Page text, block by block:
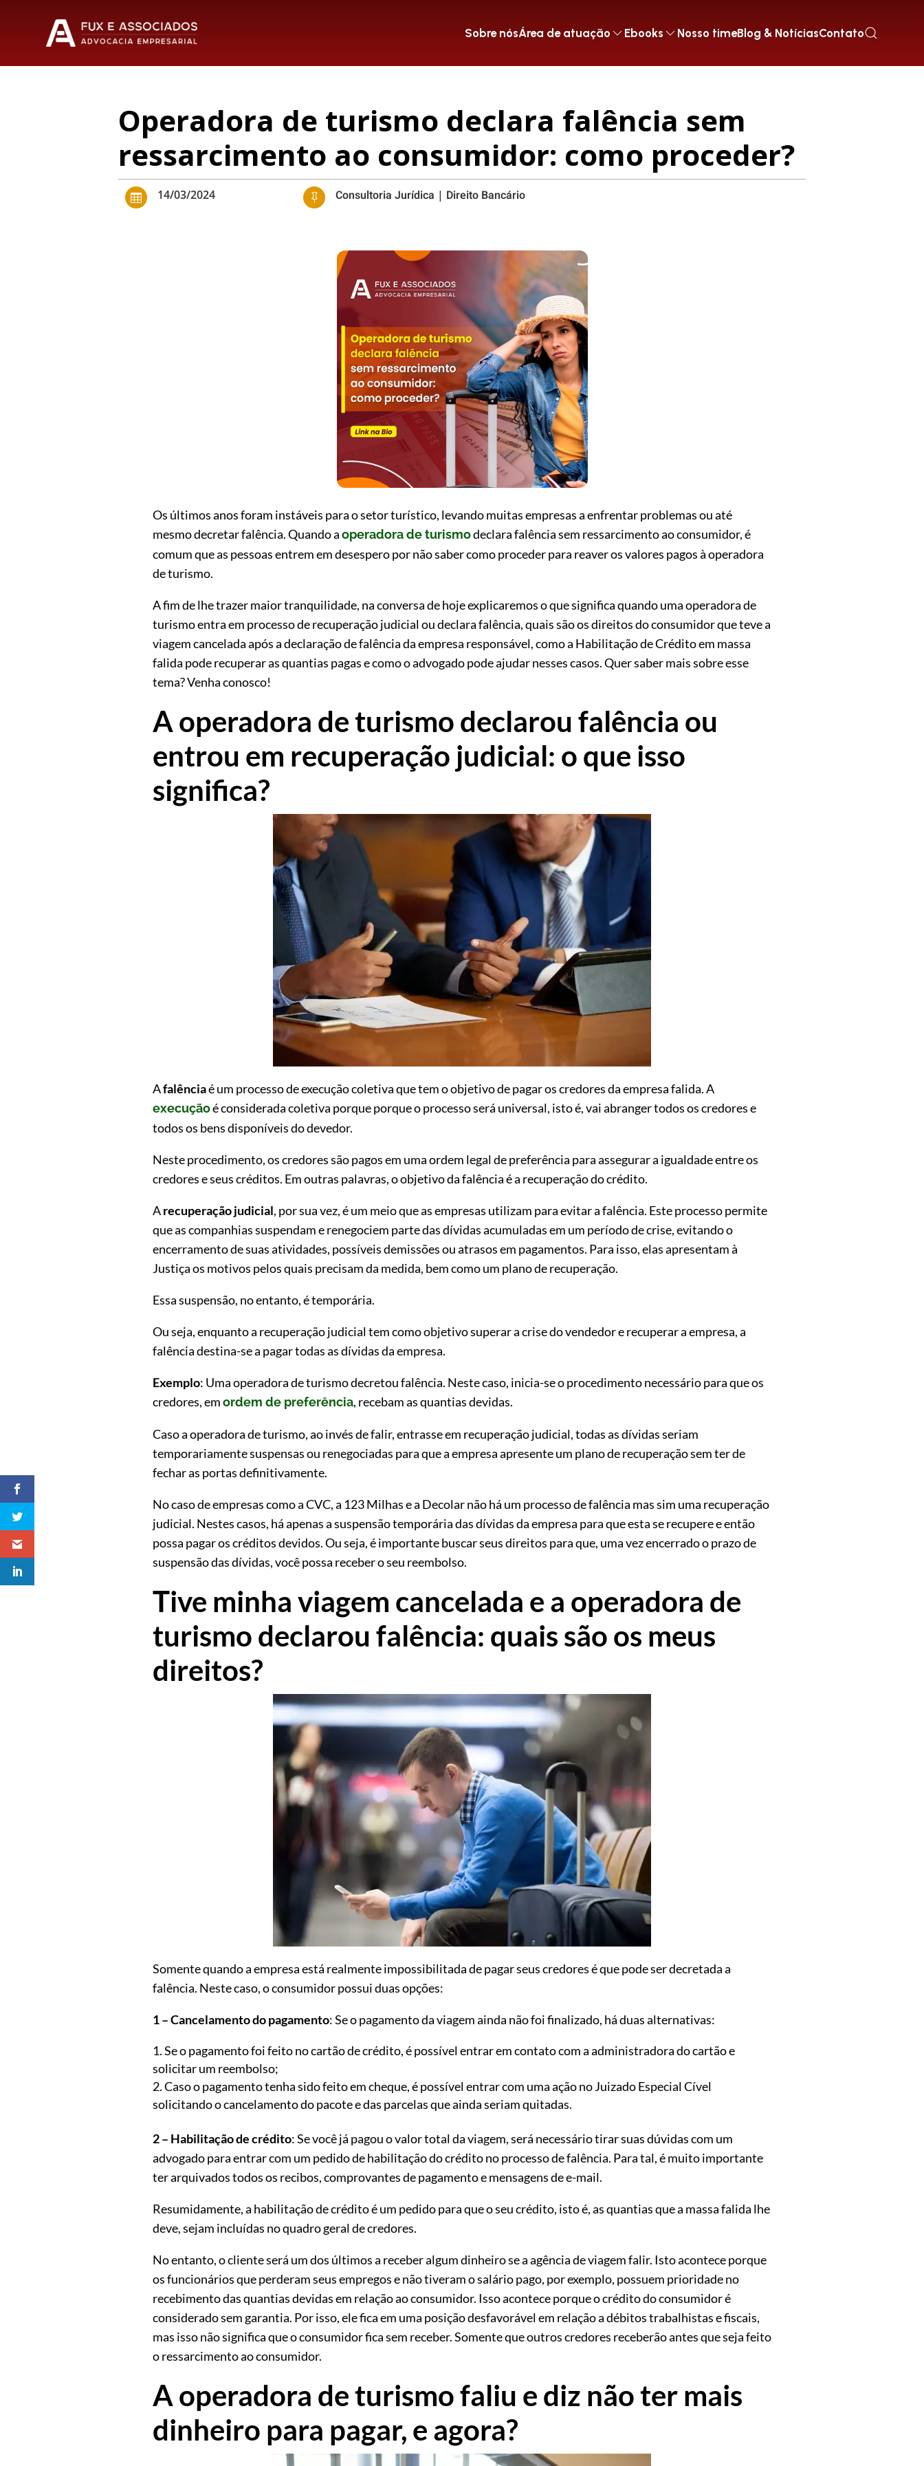
Sobre nósÁrea de atuação Ebooks Nosso timeBlog & NotíciasContato
Operadora de turismo declara falência sem
ressarcimento ao consumidor: como proceder?
 14/03/2024  Consultoria Jurídica | Direito Bancário
Os últimos anos foram instáveis para o setor turístico, levando muitas empresas a enfrentar problemas ou até
mesmo decretar falência. Quando aoperadora de turismodeclara falência sem ressarcimento ao consumidor, é
comum que as pessoas entrem em desespero por não saber como proceder para reaver os valores pagos à operadora
de turismo.
A fim de lhe trazer maior tranquilidade, na conversa de hoje explicaremos o que significa quando uma operadora de
turismo entra em processo de recuperação judicial ou declara falência, quais são os direitos do consumidor que teve a
viagem cancelada após a declaração de falência da empresa responsável, como a Habilitação de Crédito em massa
falida pode recuperar as quantias pagas e como o advogado pode ajudar nesses casos. Quer saber mais sobre esse
tema? Venha conosco!
A operadora de turismo declarou falência ou
entrou em recuperação judicial: o que isso
significa?
Afalênciaé um processo de execução coletiva que tem o objetivo de pagar os credores da empresa falida. A
execuçãoé considerada coletiva porque porque o processo será universal, isto é, vai abranger todos os credores e
todos os bens disponíveis do devedor.
Neste procedimento, os credores são pagos em uma ordem legal de preferência para assegurar a igualdade entre os
credores e seus créditos. Em outras palavras, o objetivo da falência é a recuperação do crédito.
Arecuperação judicial, por sua vez, é um meio que as empresas utilizam para evitar a falência. Este processo permite
que as companhias suspendam e renegociem parte das dívidas acumuladas em um período de crise, evitando o
encerramento de suas atividades, possíveis demissões ou atrasos em pagamentos. Para isso, elas apresentam à
Justiça os motivos pelos quais precisam da medida, bem como um plano de recuperação.
Essa suspensão, no entanto, é temporária.
Ou seja, enquanto a recuperação judicial tem como objetivo superar a crise do vendedor e recuperar a empresa, a
falência destina-se a pagar todas as dívidas da empresa.
Exemplo: Uma operadora de turismo decretou falência. Neste caso, inicia-se o procedimento necessário para que os
credores, emordem de preferência, recebam as quantias devidas.
Caso a operadora de turismo, ao invés de falir, entrasse em recuperação judicial, todas as dívidas seriam
temporariamente suspensas ou renegociadas para que a empresa apresente um plano de recuperação sem ter de
fechar as portas definitivamente.
No caso de empresas como a CVC, a 123 Milhas e a Decolar não há um processo de falência mas sim uma recuperação
judicial. Nestes casos, há apenas a suspensão temporária das dívidas da empresa para que esta se recupere e então
possa pagar os créditos devidos. Ou seja, é importante buscar seus direitos para que, uma vez encerrado o prazo de
suspensão das dívidas, você possa receber o seu reembolso.
Tive minha viagem cancelada e a operadora de
turismo declarou falência: quais são os meus
direitos?
Somente quando a empresa está realmente impossibilitada de pagar seus credores é que pode ser decretada a
falência. Neste caso, o consumidor possui duas opções:
1 – Cancelamento do pagamento: Se o pagamento da viagem ainda não foi finalizado, há duas alternativas:
Se o pagamento foi feito no cartão de crédito, é possível entrar em contato com a administradora do cartão e
solicitar um reembolso;
Caso o pagamento tenha sido feito em cheque, é possível entrar com uma ação no Juizado Especial Cível
solicitando o cancelamento do pacote e das parcelas que ainda seriam quitadas.
2 – Habilitação de crédito: Se você já pagou o valor total da viagem, será necessário tirar suas dúvidas com um
advogado para entrar com um pedido de habilitação do crédito no processo de falência. Para tal, é muito importante
ter arquivados todos os recibos, comprovantes de pagamento e mensagens de e-mail.
Resumidamente, a habilitação de crédito é um pedido para que o seu crédito, isto é, as quantias que a massa falida lhe
deve, sejam incluídas no quadro geral de credores.
No entanto, o cliente será um dos últimos a receber algum dinheiro se a agência de viagem falir. Isto acontece porque
os funcionários que perderam seus empregos e não tiveram o salário pago, por exemplo, possuem prioridade no
recebimento das quantias devidas em relação ao consumidor. Isso acontece porque o crédito do consumidor é
considerado sem garantia. Por isso, ele fica em uma posição desfavorável em relação a débitos trabalhistas e fiscais,
mas isso não significa que o consumidor fica sem receber. Somente que outros credores receberão antes que seja feito
o ressarcimento ao consumidor.
A operadora de turismo faliu e diz não ter mais
dinheiro para pagar, e agora?